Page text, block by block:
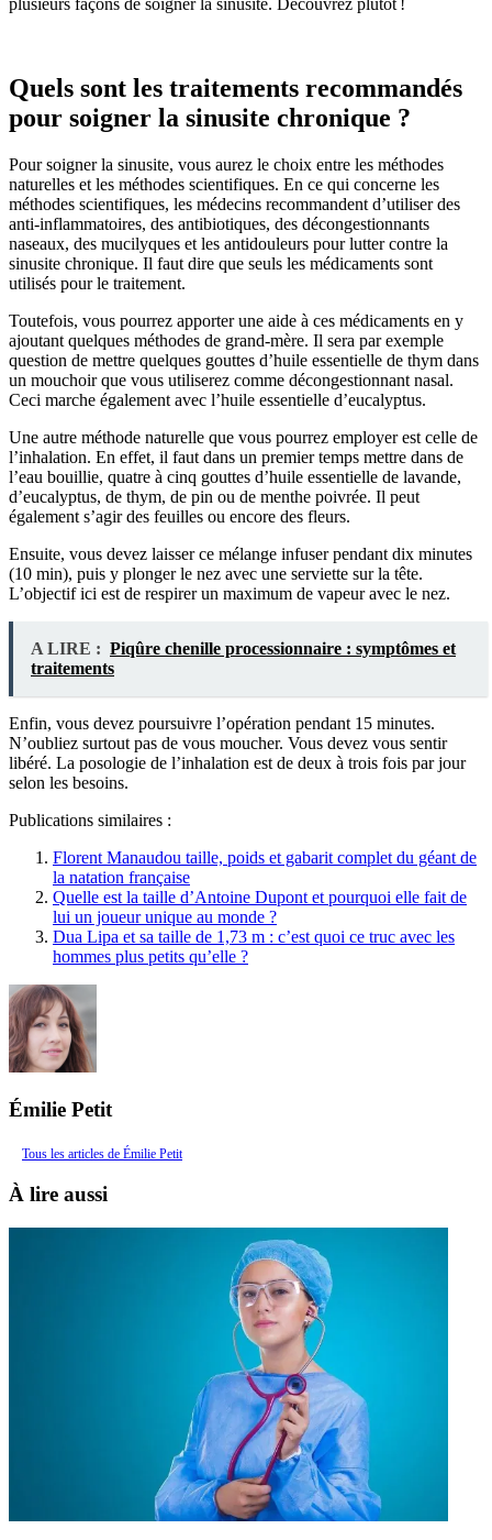
plusieurs façons de soigner la sinusite. Découvrez plutôt !
Quels sont les traitements recommandés
pour soigner la sinusite chronique ?
Pour soigner la sinusite, vous aurez le choix entre les méthodes
naturelles et les méthodes scientifiques. En ce qui concerne les
méthodes scientifiques, les médecins recommandent d’utiliser des
anti-inflammatoires, des antibiotiques, des décongestionnants
naseaux, des mucilyques et les antidouleurs pour lutter contre la
sinusite chronique. Il faut dire que seuls les médicaments sont
utilisés pour le traitement.
Toutefois, vous pourrez apporter une aide à ces médicaments en y
ajoutant quelques méthodes de grand-mère. Il sera par exemple
question de mettre quelques gouttes d’huile essentielle de thym dans
un mouchoir que vous utiliserez comme décongestionnant nasal.
Ceci marche également avec l’huile essentielle d’eucalyptus.
Une autre méthode naturelle que vous pourrez employer est celle de
l’inhalation. En effet, il faut dans un premier temps mettre dans de
l’eau bouillie, quatre à cinq gouttes d’huile essentielle de lavande,
d’eucalyptus, de thym, de pin ou de menthe poivrée. Il peut
également s’agir des feuilles ou encore des fleurs.
Ensuite, vous devez laisser ce mélange infuser pendant dix minutes
(10 min), puis y plonger le nez avec une serviette sur la tête.
L’objectif ici est de respirer un maximum de vapeur avec le nez.
A LIRE : Piqûre chenille processionnaire : symptômes et
traitements
Enfin, vous devez poursuivre l’opération pendant 15 minutes.
N’oubliez surtout pas de vous moucher. Vous devez vous sentir
libéré. La posologie de l’inhalation est de deux à trois fois par jour
selon les besoins.
Publications similaires :
Florent Manaudou taille, poids et gabarit complet du géant de
la natation française
Quelle est la taille d’Antoine Dupont et pourquoi elle fait de
lui un joueur unique au monde ?
Dua Lipa et sa taille de 1,73 m : c’est quoi ce truc avec les
hommes plus petits qu’elle ?
Émilie Petit
Tous les articles de Émilie Petit
À lire aussi